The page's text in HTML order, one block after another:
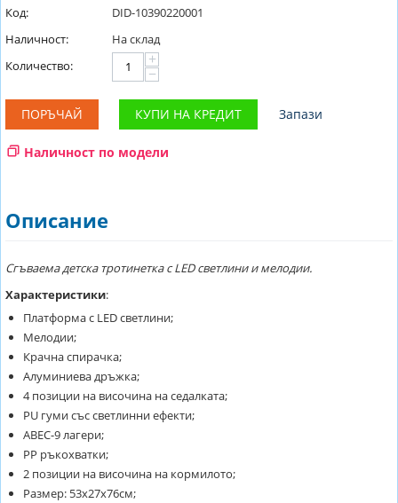
Код:
DID-10390220001
Наличност:
На склад
Количество:
+
−
ПОРЪЧАЙ КУПИ НА КРЕДИТ Запази
Наличност по модели
Описание
Сгъваема детска тротинетка с LED светлини и мелодии.
Характеристики:
Платформа с LED светлини;
Мелодии;
Крачна спирачка;
Алуминиева дръжка;
4 позиции на височина на седалката;
PU гуми със светлинни ефекти;
АВЕС-9 лагери;
PP ръкохватки;
2 позиции на височина на кормилото;
Размер: 53х27х76см;